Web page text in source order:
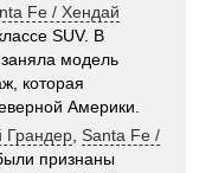
Fe / Хендай
SUV. В
модель
которая
Америки.
Грандер Santa Fe /
признаны